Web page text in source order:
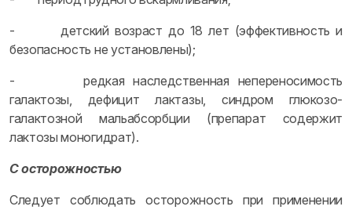
- детский возраст до 18 лет (эффективность и
безопасность не установлены);
- редкая наследственная непереносимость
галактозы, дефицит лактазы, синдром глюкозо-
галактозной мальабсорбции (препарат содержит
лактозы моногидрат).
С осторожностью
Следует соблюдать осторожность при применении